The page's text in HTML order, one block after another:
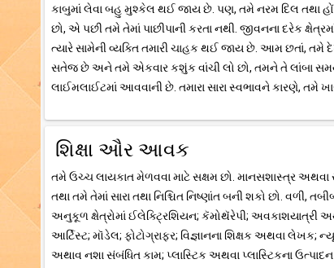
કાબુમાં લેવા બહુ મુશ્કેલ થઈ જાય છે. પણ, તમે નરમ દિલ તથા
છો, એ પછી તમે તેમાં પાછીપાની કરતા નથી. જીવનના દરેક
ત્યારે સામેની વ્યક્તિ તમારી ચાહક થઈ જાય છે. આમ છતાં, તમે
સતેજ છે અને તમે એકવાર કશુંક વાંચી લો છો, તમને તે લાંબા
લાઈમલાઈટમાં આવવાની છે. તમારા સારા સ્વભાવને કારણે, તમે
શિક્ષા ઔર આવક
તમે ઉચ્ચ લાયકાત મેળવવા માટે સક્ષમ છો. માનસશાસ્ત્ર અથવા
તથા તમે તેમાં સારા તથા નિશ્ચિત નિષ્ણાંત બની શકો છો. વળી,
અનુકૂળ ક્ષેત્રોમાં ઈલેક્ટ્રિશિયન; કૅમોથૅરેપી; અવકાશયાત્રી
આર્ટિસ્ટ; મૉડેલ; ફોટોગ્રાફર; વિજ્ઞાનના શિક્ષક અથવા લેખક;
અથાવ નશા સંબંધિત કામ; પ્લાસ્ટિક અથવા પ્લાસ્ટિકના